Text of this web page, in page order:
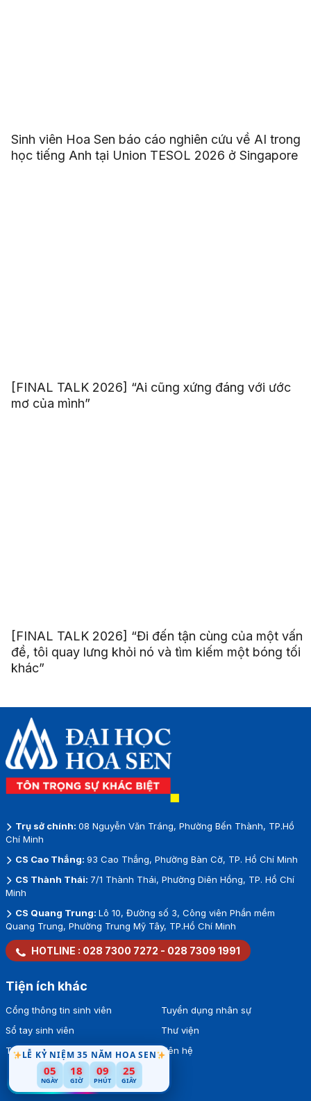
LỄ KỶ NIỆM 35 NĂM HOA SEN
05
NGÀY
18
GIỜ
09
PHÚT
22
GIÂY
Sinh viên Hoa Sen báo cáo nghiên cứu về AI trong
học tiếng Anh tại Union TESOL 2026 ở Singapore
[FINAL TALK 2026] “Ai cũng xứng đáng với ước
mơ của mình”
[FINAL TALK 2026] “Đi đến tận cùng của một vấn
đề, tôi quay lưng khỏi nó và tìm kiếm một bóng tối
khác”
Trụ sở chính: 08 Nguyễn Văn Tráng, Phường Bến Thành, TP.Hồ
Chí Minh
CS Cao Thắng: 93 Cao Thắng, Phường Bàn Cờ, TP. Hồ Chí Minh
CS Thành Thái: 7/1 Thành Thái, Phường Diên Hồng, TP. Hồ Chí
Minh
CS Quang Trung: Lô 10, Đường số 3, Công viên Phần mềm
Quang Trung, Phường Trung Mỹ Tây, TP.Hồ Chí Minh
HOTLINE : 028 7300 7272 - 028 7309 1991
Tiện ích khác
Cổng thông tin sinh viên
Sổ tay sinh viên
Tra cứu văn bằng
Tuyển dụng nhân sự
Thư viện
Liên hệ